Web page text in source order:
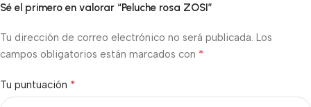
Sé el primero en valorar “Peluche rosa ZOSI”
Tu dirección de correo electrónico no será publicada. Los
campos obligatorios están marcados con *
Tu puntuación *